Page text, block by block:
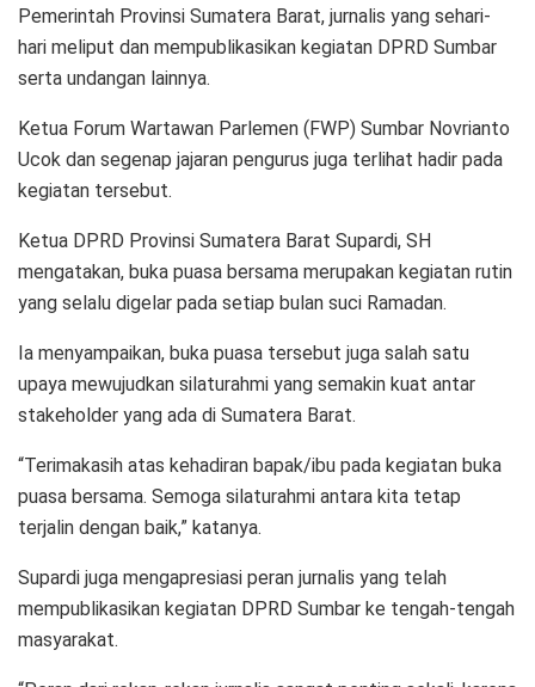
Pemerintah Provinsi Sumatera Barat, jurnalis yang sehari-
hari meliput dan mempublikasikan kegiatan DPRD Sumbar
serta undangan lainnya.
Ketua Forum Wartawan Parlemen (FWP) Sumbar Novrianto
Ucok dan segenap jajaran pengurus juga terlihat hadir pada
kegiatan tersebut.
Ketua DPRD Provinsi Sumatera Barat Supardi, SH
mengatakan, buka puasa bersama merupakan kegiatan rutin
yang selalu digelar pada setiap bulan suci Ramadan.
Ia menyampaikan, buka puasa tersebut juga salah satu
upaya mewujudkan silaturahmi yang semakin kuat antar
stakeholder yang ada di Sumatera Barat.
“Terimakasih atas kehadiran bapak/ibu pada kegiatan buka
puasa bersama. Semoga silaturahmi antara kita tetap
terjalin dengan baik,” katanya.
Supardi juga mengapresiasi peran jurnalis yang telah
mempublikasikan kegiatan DPRD Sumbar ke tengah-tengah
masyarakat.